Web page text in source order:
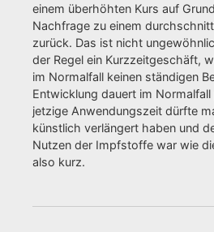
einem überhöhten Kurs auf
Nachfrage zu einem
zurück. Das ist nicht
der Regel ein Kurzzeitgeschäft,
im Normalfall keinen ständigen
Entwicklung dauert im Normalfall
jetzige Anwendungszeit dürfte
künstlich verlängert haben und
Nutzen der Impfstoffe war wie
also kurz.